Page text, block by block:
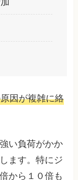
因が複雑に絡
い負荷がかか
ます。特にジ
から１０倍も